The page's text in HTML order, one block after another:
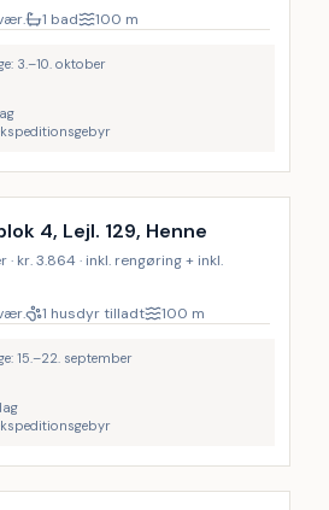
1 bad 100 m
3.–10. oktober
4, Lejl. 129, Henne
kr. 3.864 · inkl. rengøring + inkl.
1 husdyr tilladt 100 m
15.–22. september